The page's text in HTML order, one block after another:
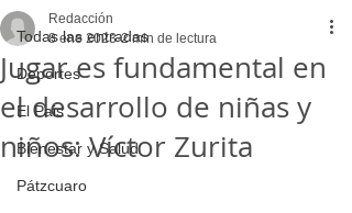
Todas las entradas
Deportes
El Pais
Bienestar y Salud
Pátzcuaro
Jugar es fundamental en
el desarrollo de niñas y
niños: Víctor Zurita
Redacción
8 ene 2023 2 min de lectura